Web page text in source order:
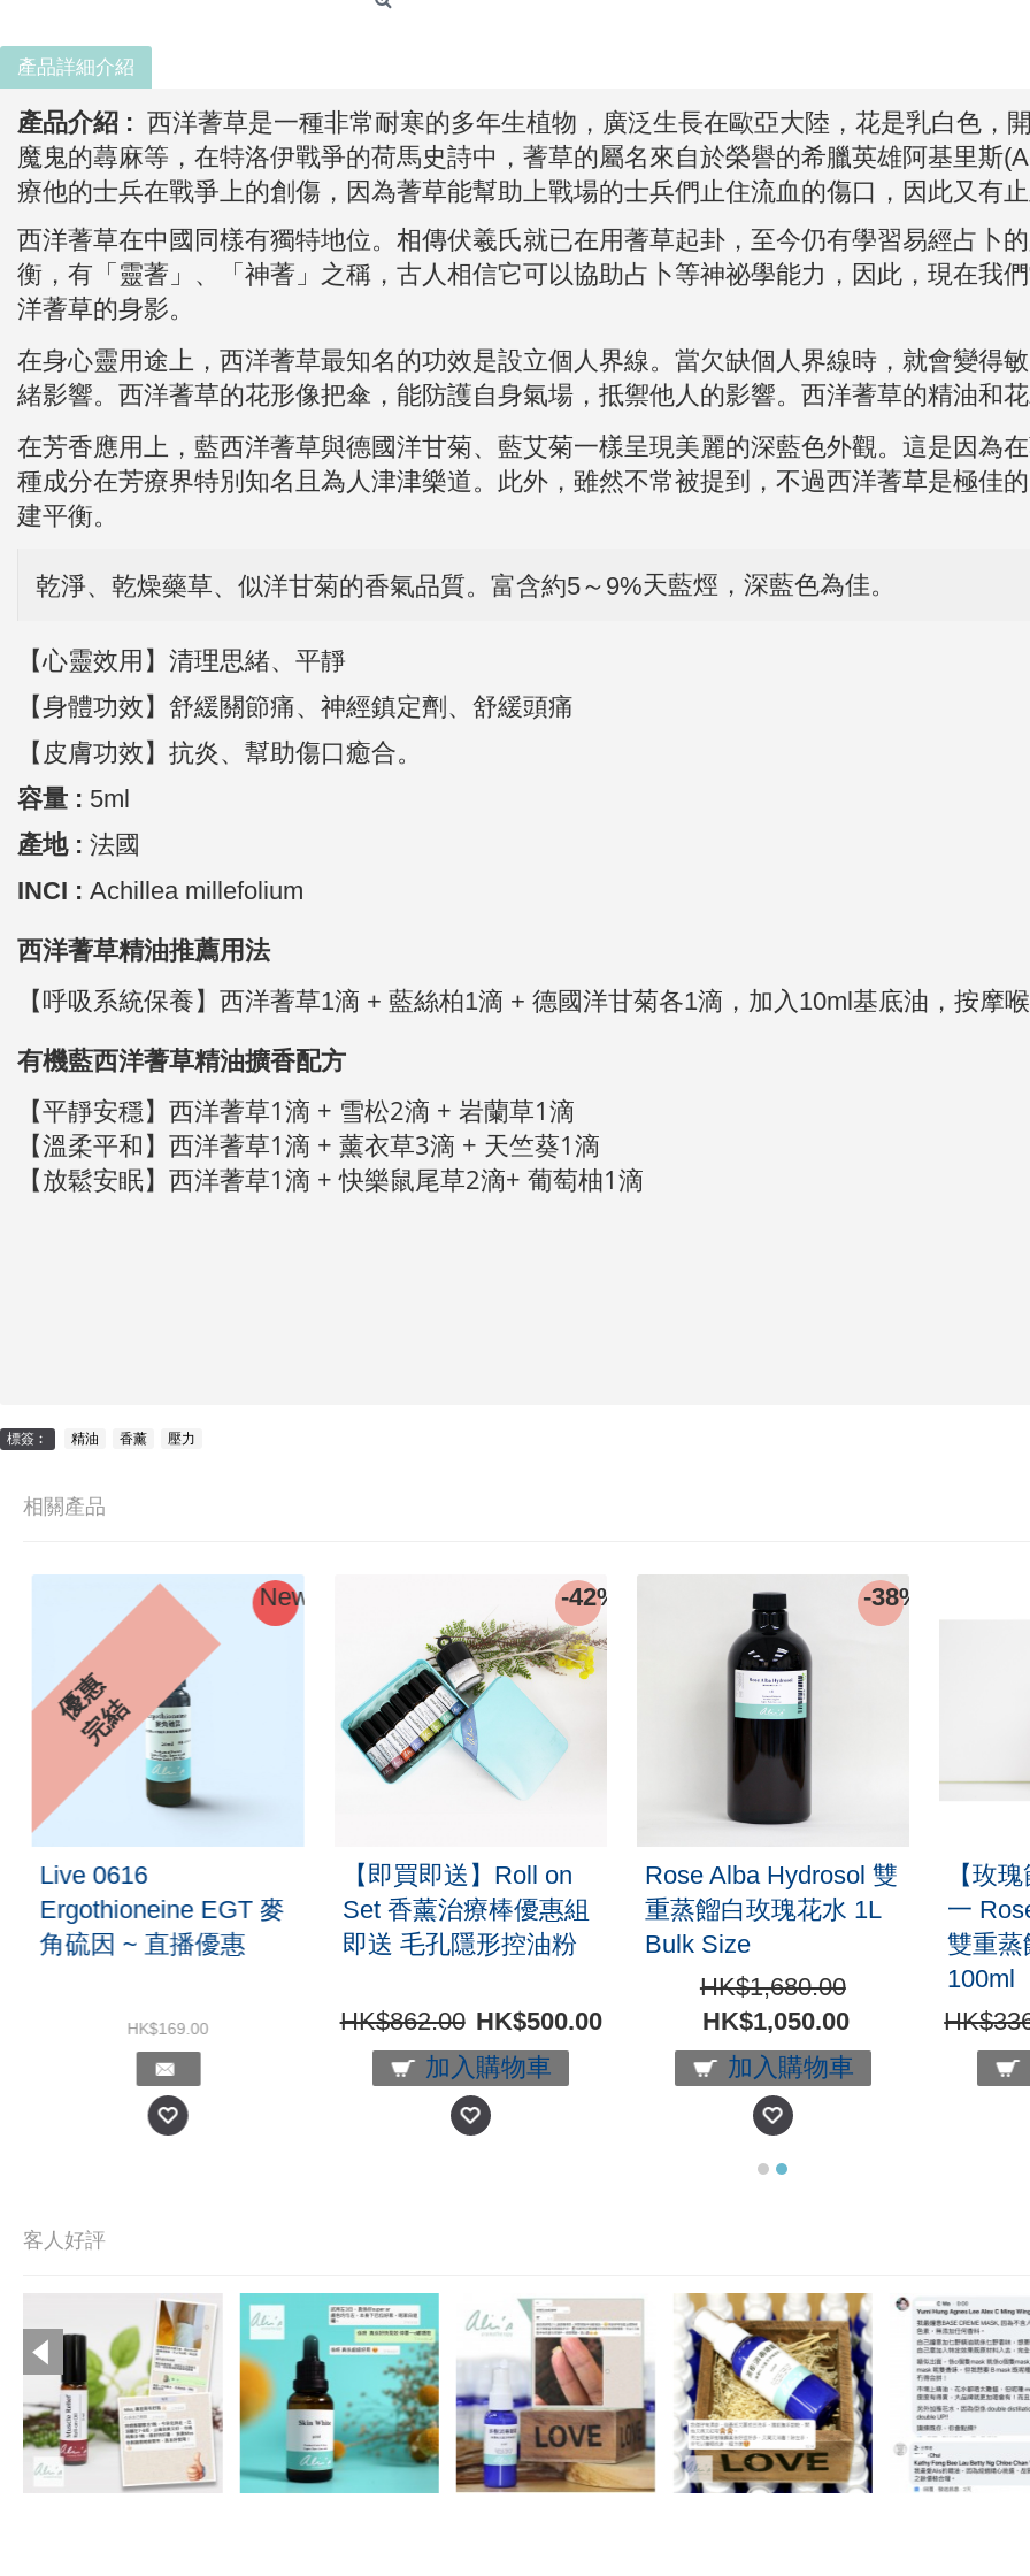
產品詳細介紹
產品介紹 : 西洋蓍草是一種非常耐寒的多年生植物，廣泛生長在歐亞大陸，花是乳白色，
魔鬼的蕁麻等，在特洛伊戰爭的荷馬史詩中，蓍草的屬名來自於榮譽的希臘英雄阿基里斯
療他的士兵在戰爭上的創傷，因為蓍草能幫助上戰場的士兵們止住流血的傷口，因此又有止
西洋蓍草在中國同樣有獨特地位。相傳伏羲氏就已在用蓍草起卦，至今仍有學習易經占卜
衡，有「靈蓍」、「神蓍」之稱，古人相信它可以協助占卜等神祕學能力，因此，現在我
洋蓍草的身影。
在身心靈用途上，西洋蓍草最知名的功效是設立個人界線。當欠缺個人界線時，就會變得
緒影響。西洋蓍草的花形像把傘，能防護自身氣場，抵禦他人的影響。西洋蓍草的精油和花
在芳香應用上，藍西洋蓍草與德國洋甘菊、藍艾菊一樣呈現美麗的深藍色外觀。這是因為
種成分在芳療界特別知名且為人津津樂道。此外，雖然不常被提到，不過西洋蓍草是極佳
建平衡。
乾淨、乾燥藥草、似洋甘菊的香氣品質。富含約5～9%天藍烴，深藍色為佳。
【心靈效用】清理思緒、平靜
【身體功效】舒緩關節痛、神經鎮定劑、舒緩頭痛
【皮膚功效】抗炎、幫助傷口癒合。
容量 : 5ml
產地 : 法國
INCI : Achillea millefolium
西洋蓍草精油推薦用法
【呼吸系統保養】西洋蓍草1滴 + 藍絲柏1滴 + 德國洋甘菊各1滴 ，加入10ml基底油，按摩喉
有機藍西洋蓍草精油擴香配方
【平靜安穩】西洋蓍草1滴 + 雪松2滴 + 岩蘭草1滴
【溫柔平和】西洋蓍草1滴 + 薰衣草3滴 + 天竺葵1滴
【放鬆安眠】西洋蓍草1滴 + 快樂鼠尾草2滴+ 葡萄柚1滴
標簽︰ 精油 香薰 壓力
相關產品
New
優
惠
完
結
Live 0616
Ergothioneine EGT 麥
角硫因 ~ 直播優惠
HK$169.00
-42%
【即買即送】Roll on
Set 香薰治療棒優惠組
即送 毛孔隱形控油粉
HK$862.00 HK$500.00
加入購物車
-38%
Rose Alba Hydrosol 雙
重蒸餾白玫瑰花水 1L
Bulk Size
HK$1,680.00
HK$1,050.00
加入購物車
【玫
一
雙重蒸
100ml
客人好評